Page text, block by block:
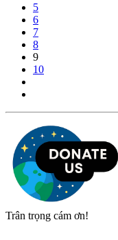
5
6
7
8
9
10
Trân trọng cám ơn!